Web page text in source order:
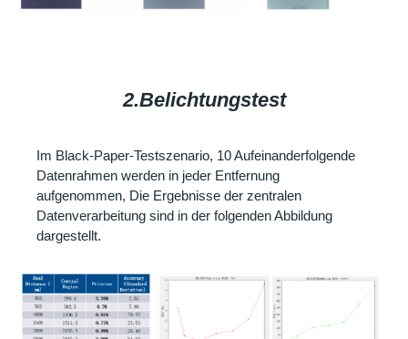
2.Belichtungstest
Im Black-Paper-Testszenario, 10 Aufeinanderfolgende
Datenrahmen werden in jeder Entfernung
aufgenommen, Die Ergebnisse der zentralen
Datenverarbeitung sind in der folgenden Abbildung
dargestellt.